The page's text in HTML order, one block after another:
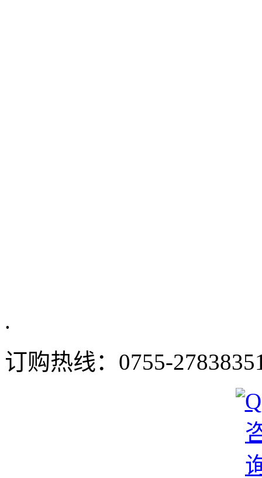
.
订购热线： 0755-